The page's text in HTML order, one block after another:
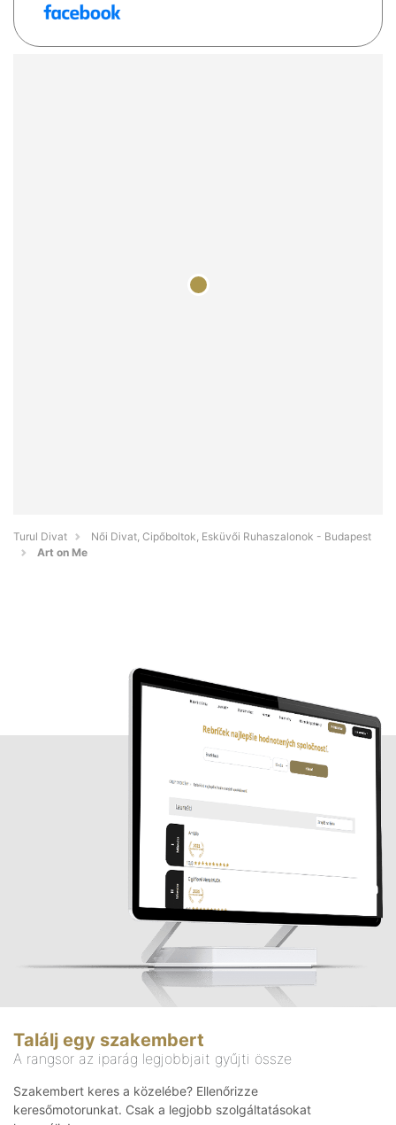
Turul Divat
Női Divat, Cipőboltok, Esküvői Ruhaszalonok - Budapest
Art on Me
Találj egy szakembert
A rangsor az iparág legjobbjait gyűjti össze
Szakembert keres a közelébe? Ellenőrizze
keresőmotorunkat. Csak a legjobb szolgáltatásokat